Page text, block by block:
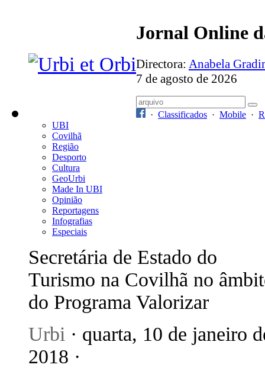
Jornal Online
Directora: Anabela
7 de agosto de 2026
· Classificados · Mobile ·
UBI
Covilhã
Região
Desporto
Cultura
GeoUrbi
Made In UBI
Opinião
Reportagens
Infografias
Especiais
Secretária de Estado do
Turismo na Covilhã no
do Programa Valorizar
Urbi · quarta, 10 de janeiro
2018 ·